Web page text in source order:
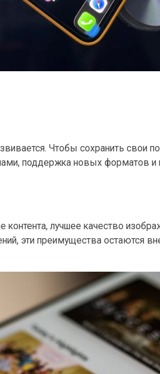
Чтобы сохранить свои
поддержка новых форматов
контента, лучшее качество
эти преимущества остаются